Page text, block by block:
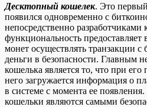
Десктопный кошелек. Это
появился одновременно с
непосредственно
функциональность предоставляет
монет осуществлять транзакции
деньги в безопасности. Главным
кошелька является то, что при
него загружается информация о
в системе с момента ее
кошельки являются самыми